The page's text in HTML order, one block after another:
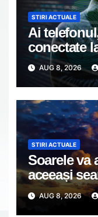
STIRI ACTUALE
Ai
conectate
avertizează
care mulți
AUG 8, 2026
STIRI ACTUALE
Soarele va
aceeași
întrerupe
Europa
AUG 8, 2026